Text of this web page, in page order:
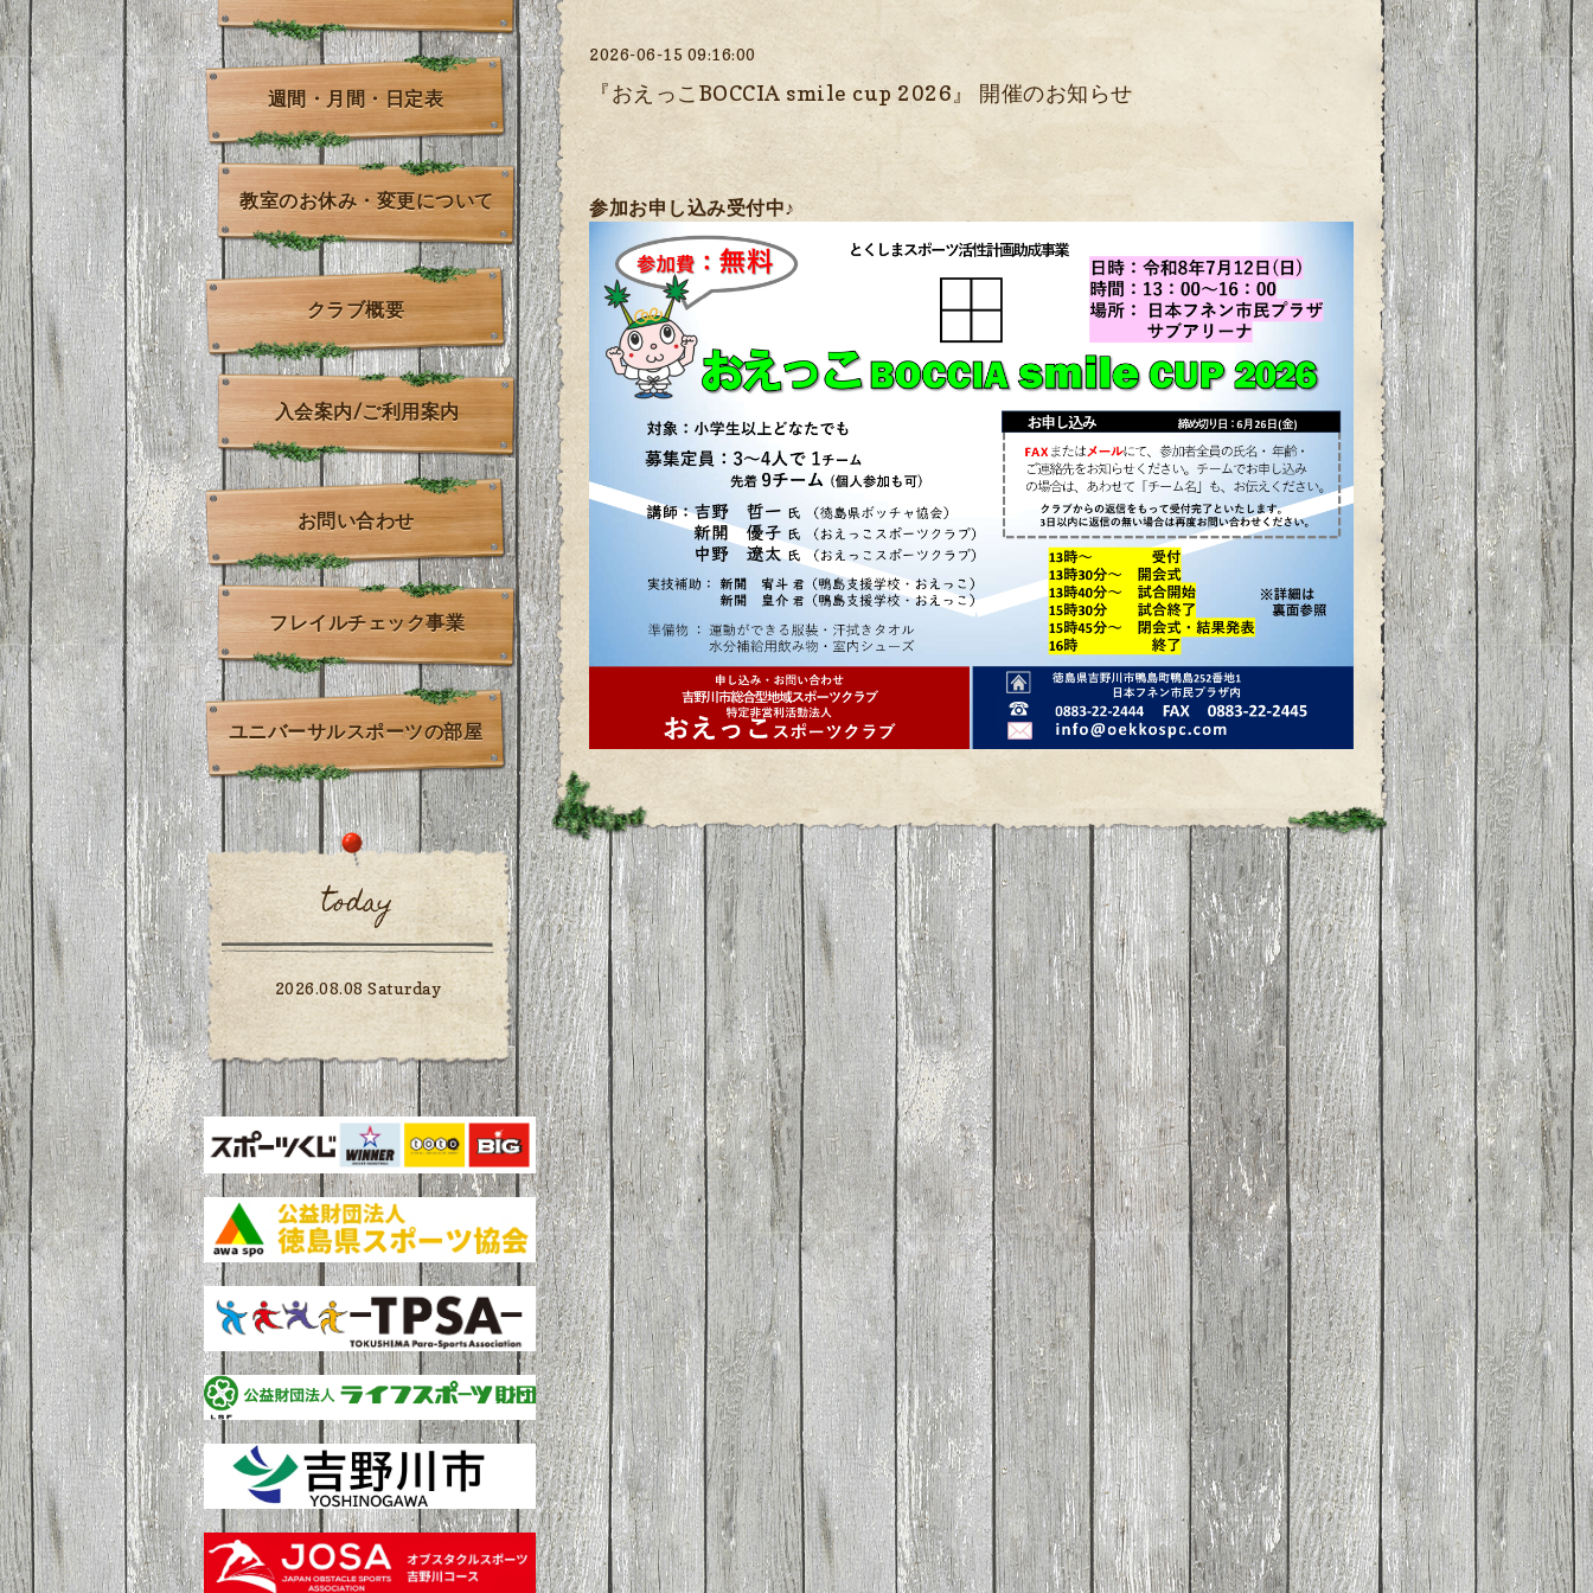
2026-06-15 09:16:00
『おえっこBOCCIA smile cup 2026』 開催のお知らせ
参加お申し込み受付中♪
週間・月間・日定表
教室のお休み・変更について
クラブ概要
入会案内/ご利用案内
お問い合わせ
フレイルチェック事業
ユニバーサルスポーツの部屋
today
2026.08.08 Saturday